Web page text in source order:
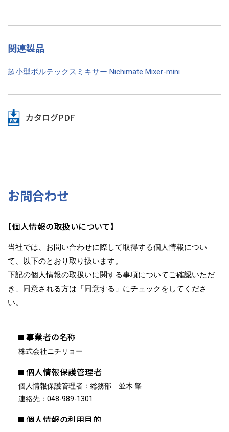
関連製品
超小型ボルテックスミキサー Nichimate Mixer-mini
カタログPDF
お問合わせ
【個人情報の取扱いについて】
当社では、お問い合わせに際して取得する個人情報につい
て、以下のとおり取り扱います。
下記の個人情報の取扱いに関する事項についてご確認いただ
き、同意される方は「同意する」にチェックをしてくださ
い。
事業者の名称
株式会社ニチリョー
個人情報保護管理者
個人情報保護管理者：総務部 並木 肇
連絡先：048-989-1301
個人情報の利用目的